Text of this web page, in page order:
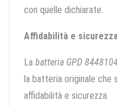
con quelle dichiarate.
Affidabilità e
La batteria GPD 8448104
la batteria originale
affidabilità e sicurezza.